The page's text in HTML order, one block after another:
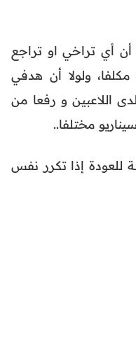
أي تراخي او تراجع
ولولا أن هدفي
اللاعبين و رفعا من
مختلفا..
للعودة إذا تكرر نفس